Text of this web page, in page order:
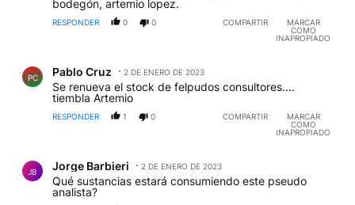
bodegón, artemio lopez.
RESPONDER 0 0 COMPARTIR
MARCAR
COMO
INAPROPIADO
PC Pablo Cruz 2 DE ENERO DE 2023
Se renueva el stock de felpudos consultores....
tiembla Artemio
RESPONDER 1 0 COMPARTIR
MARCAR
COMO
INAPROPIADO
JB Jorge Barbieri 2 DE ENERO DE 2023
Qué sustancias estará consumiendo este pseudo
analista?